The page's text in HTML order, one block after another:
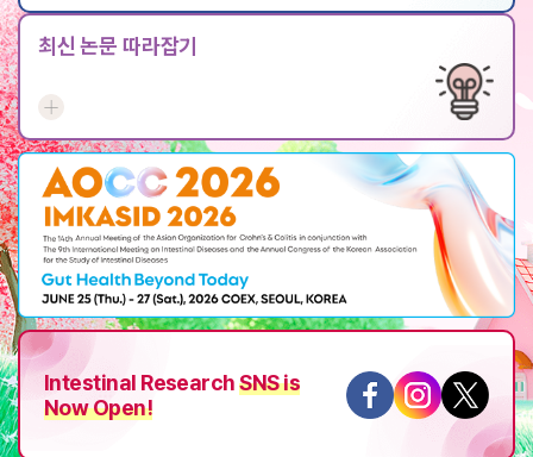
최신 논문 따라잡기
Intestinal ResearchSNS is
Now Open!